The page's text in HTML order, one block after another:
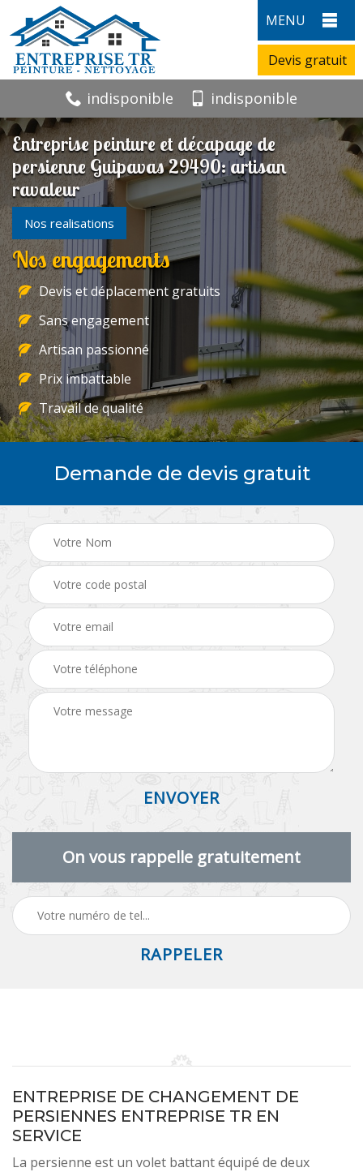
MENU
Devis gratuit
indisponible indisponible
Entreprise peinture et décapage de
persienne Guipavas 29490: artisan
ravaleur
Nos realisations
Nos engagements
Devis et déplacement gratuits
Sans engagement
Artisan passionné
Prix imbattable
Travail de qualité
Demande de devis gratuit
On vous rappelle gratuitement
ENTREPRISE DE CHANGEMENT DE
PERSIENNES ENTREPRISE TR EN
SERVICE
La persienne est un volet battant équipé de deux